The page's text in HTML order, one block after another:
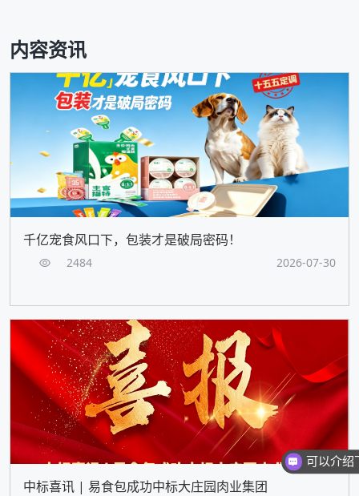
内容资讯
千亿宠食风口下，包装才是破局密码！
2484 2026-07-30
中标喜讯 | 易食包成功中标大庄园肉业集团